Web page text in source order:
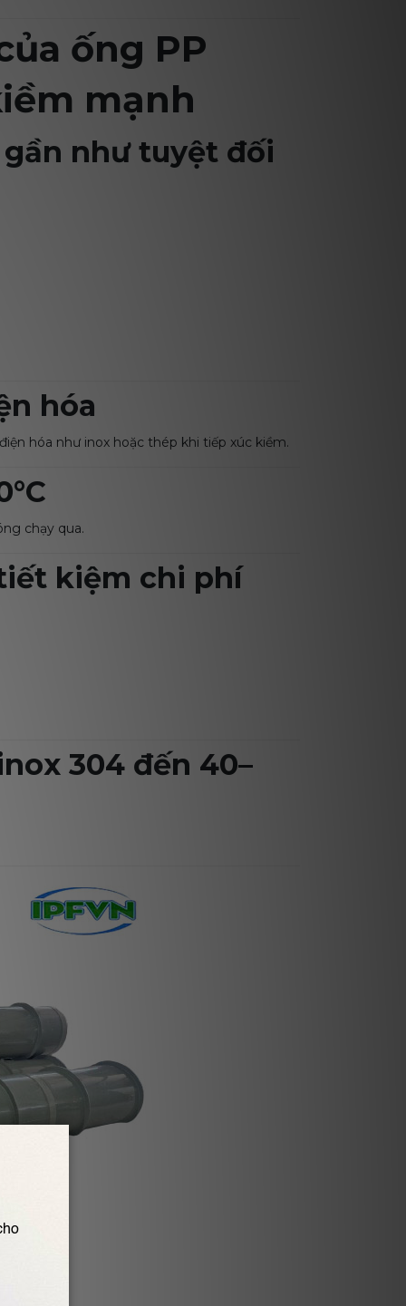
ống PP
mạnh
gần như tuyệt đối
hóa
hóa như inox hoặc thép khi tiếp xúc kiềm.
chạy qua.
kiệm chi phí
304 đến 40–